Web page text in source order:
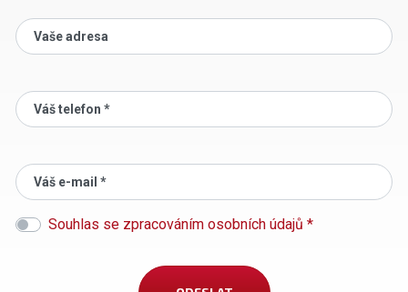
Vaše adresa
Váš telefon *
Váš e-mail *
Souhlas se zpracováním osobních údajů *